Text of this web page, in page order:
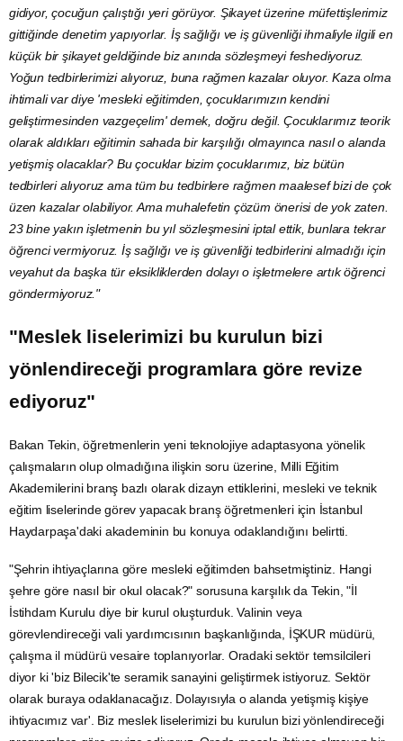
gidiyor, çocuğun çalıştığı yeri görüyor. Şikayet üzerine müfettişlerimiz
gittiğinde denetim yapıyorlar. İş sağlığı ve iş güvenliği ihmaliyle ilgili en
küçük bir şikayet geldiğinde biz anında sözleşmeyi feshediyoruz.
Yoğun tedbirlerimizi alıyoruz, buna rağmen kazalar oluyor. Kaza olma
ihtimali var diye 'mesleki eğitimden, çocuklarımızın kendini
geliştirmesinden vazgeçelim' demek, doğru değil. Çocuklarımız teorik
olarak aldıkları eğitimin sahada bir karşılığı olmayınca nasıl o alanda
yetişmiş olacaklar? Bu çocuklar bizim çocuklarımız, biz bütün
tedbirleri alıyoruz ama tüm bu tedbirlere rağmen maalesef bizi de çok
üzen kazalar olabiliyor. Ama muhalefetin çözüm önerisi de yok zaten.
23 bine yakın işletmenin bu yıl sözleşmesini iptal ettik, bunlara tekrar
öğrenci vermiyoruz. İş sağlığı ve iş güvenliği tedbirlerini almadığı için
veyahut da başka tür eksikliklerden dolayı o işletmelere artık öğrenci
göndermiyoruz."
"Meslek liselerimizi bu kurulun bizi
yönlendireceği programlara göre revize
ediyoruz"
Bakan Tekin, öğretmenlerin yeni teknolojiye adaptasyona yönelik
çalışmaların olup olmadığına ilişkin soru üzerine, Milli Eğitim
Akademilerini branş bazlı olarak dizayn ettiklerini, mesleki ve teknik
eğitim liselerinde görev yapacak branş öğretmenleri için İstanbul
Haydarpaşa'daki akademinin bu konuya odaklandığını belirtti.
"Şehrin ihtiyaçlarına göre mesleki eğitimden bahsetmiştiniz. Hangi
şehre göre nasıl bir okul olacak?" sorusuna karşılık da Tekin, "İl
İstihdam Kurulu diye bir kurul oluşturduk. Valinin veya
görevlendireceği vali yardımcısının başkanlığında, İŞKUR müdürü,
çalışma il müdürü vesaire toplanıyorlar. Oradaki sektör temsilcileri
diyor ki 'biz Bilecik'te seramik sanayini geliştirmek istiyoruz. Sektör
olarak buraya odaklanacağız. Dolayısıyla o alanda yetişmiş kişiye
ihtiyacımız var'. Biz meslek liselerimizi bu kurulun bizi yönlendireceği